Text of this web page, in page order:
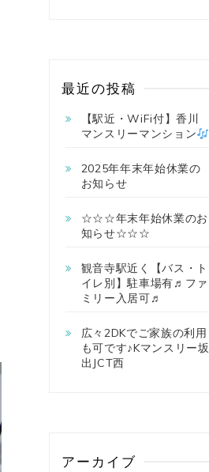
最近の投稿
【駅近・WiFi付】香川
マンスリーマンション
2025年年末年始休業の
お知らせ
☆☆☆年末年始休業のお
知らせ☆☆☆
観音寺駅近く【バス・ト
イレ別】駐車場有♬ファ
ミリー入居可♬
広々2DKでご家族の利用
も可です♪Kマンスリー坂
出JCT西
アーカイブ